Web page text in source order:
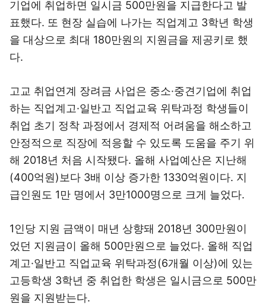
기업에 취업하면 일시금 500만원을 지급한다고 발
표했다. 또 현장 실습에 나가는 직업계고 3학년 학생
을 대상으로 최대 180만원의 지원금을 제공키로 했
다.
고교 취업연계 장려금 사업은 중소·중견기업에 취업
하는 직업계고·일반고 직업교육 위탁과정 학생들이
취업 초기 정착 과정에서 경제적 어려움을 해소하고
안정적으로 직장에 적응할 수 있도록 도움을 주기 위
해 2018년 처음 시작됐다. 올해 사업예산은 지난해
(400억원)보다 3배 이상 증가한 1330억원이다. 지
급인원도 1만 명에서 3만1000명으로 크게 늘었다.
1인당 지원 금액이 매년 상향돼 2018년 300만원이
었던 지원금이 올해 500만원으로 늘었다. 올해 직업
계고·일반고 직업교육 위탁과정(6개월 이상)에 있는
고등학생 3학년 중 취업한 학생은 일시금으로 500만
원을 지원받는다.